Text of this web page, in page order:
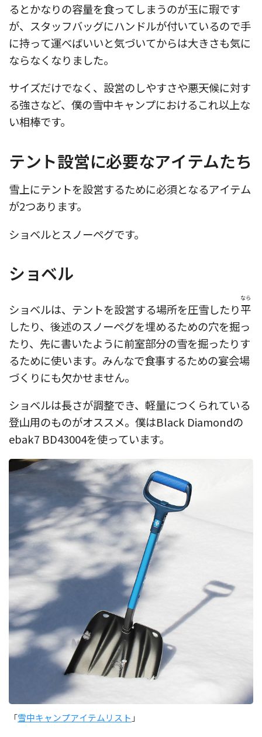
るとかなりの容量を食ってしまうのが玉に瑕です
が、スタッフバッグにハンドルが付いているので手
に持って運べばいいと気づいてからは大きさも気に
ならなくなりました。
サイズだけでなく、設営のしやすさや悪天候に対す
る強さなど、僕の雪中キャンプにおけるこれ以上な
い相棒です。
テント設営に必要なアイテムたち
雪上にテントを設営するために必須となるアイテム
が2つあります。
ショベルとスノーペグです。
ショベル
ショベルは、テントを設営する場所を圧雪したり平
なら
したり、後述のスノーペグを埋めるための穴を掘っ
たり、先に書いたように前室部分の雪を掘ったりす
るために使います。みんなで食事するための宴会場
づくりにも欠かせません。
ショベルは長さが調整でき、軽量につくられている
登山用のものがオススメ。僕はBlack Diamondの
ebak7 BD43004を使っています。
「雪中キャンプアイテムリスト 」